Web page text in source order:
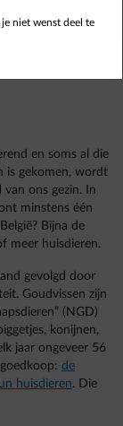
en soms al die
is gekomen, wordt
van ons gezin. In
minstens één
Bijna de
meer huisdieren.
gevolgd door
Goudvissen zijn
(NGD)
konijnen,
jaar ongeveer 56
de
huisdieren. Die
niet wenst deel te